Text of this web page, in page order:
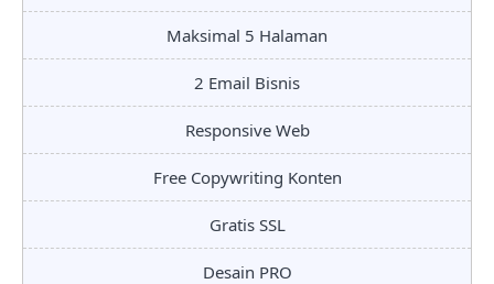
Maksimal 5 Halaman
2 Email Bisnis
Responsive Web
Free Copywriting Konten
Gratis SSL
Desain PRO